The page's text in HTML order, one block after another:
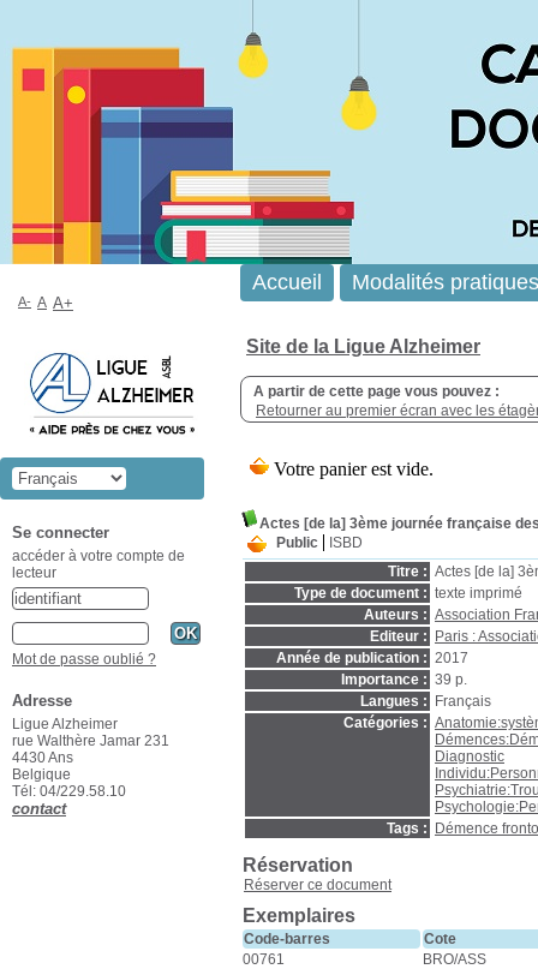
Site de la Ligue Alzheimer
A partir de cette page vous pouvez :
Retourner au premier écran avec les
Actes [de la] 3ème journée française
Public
ISBD
Titre : Actes [de la]
Type de document : texte imprimé
Auteurs : Association
Editeur :
Paris :
Année de publication : 2017
Importance : 39 p.
Langues :
Français
Catégories :
Diagnostic
Tags :
Démence
Réservation
Réserver ce document
Exemplaires
Code-barres
Cote
00761
BRO/ASS
Accueil Modalités pratiques
A- A A+
Se connecter
accéder à votre compte de
lecteur
Mot de passe oublié ?
Adresse
Ligue Alzheimer
rue Walthère Jamar 231
4430 Ans
Belgique
Tél: 04/229.58.10
contact